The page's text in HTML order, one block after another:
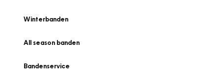
Winterbanden
All season banden
Bandenservice